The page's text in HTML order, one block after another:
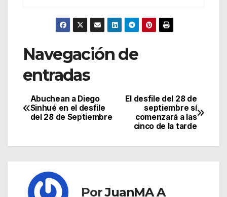
Navegación de
entradas
El desfile del 28 de
septiembre sí
comenzará a las
cinco de la tarde
Abuchean a Diego
Sinhué en el desfile
del 28 de Septiembre
PorJuanMA A